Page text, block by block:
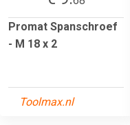
Promat Spanschroef
- M 18 x 2
Toolmax.nl